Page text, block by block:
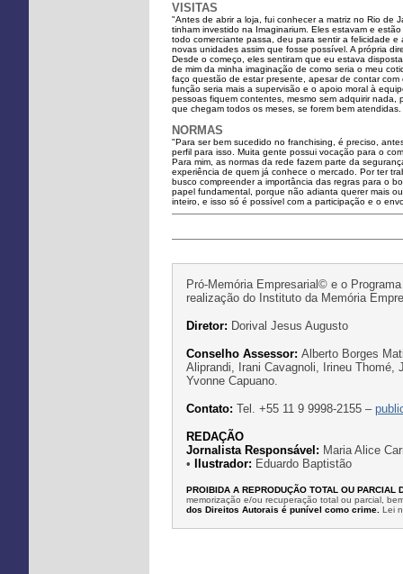
VISITAS
"Antes de abrir a loja, fui conhecer a matriz no Rio de
tinham investido na Imaginarium. Eles estavam e
todo comerciante passa, deu para sentir a felicidade
novas unidades assim que fosse possível. A própria
Desde o começo, eles sentiram que eu estava
de mim da minha imaginação de como seria o meu
faço questão de estar presente, apesar de contar
função seria mais a supervisão e o apoio moral à
pessoas fiquem contentes, mesmo sem adquirir
que chegam todos os meses, se forem bem
NORMAS
"Para ser bem sucedido no franchising, é preciso,
perfil para isso. Muita gente possui vocação para o
Para mim, as normas da rede fazem parte da
experiência de quem já conhece o mercado. Por ter
busco compreender a importância das regras para o
papel fundamental, porque não adianta querer mais
inteiro, e isso só é possível com a participação e o
Pró-Memória Empresarial© e o
realização do Instituto da Memória
Diretor: Dorival Jesus Augusto
Conselho Assessor: Alberto Borges
Aliprandi, Irani Cavagnoli, Irineu Thomé,
Yvonne Capuano.
Contato: Tel. +55 11 9 9998-2155 –
REDAÇÃO
Jornalista Responsável: Maria Alice
•
Ilustrador: Eduardo Baptistão
PROIBIDA A REPRODUÇÃO TOTAL OU PARCIAL
memorização e/ou recuperação total ou parcial,
dos Direitos Autorais é punível como crime. Lei